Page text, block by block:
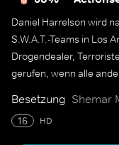
Daniel Harrelson wird
S.W.A.T.-Teams in Los
Drogendealer,
gerufen, wenn alle
Besetzung Shemar
16 HD